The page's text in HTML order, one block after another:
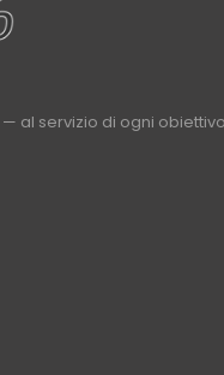
al servizio di ogni